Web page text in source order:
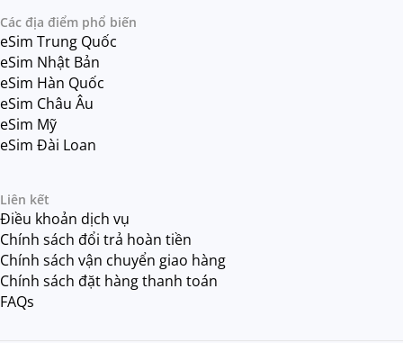
Các địa điểm phổ biến
eSim Trung Quốc
eSim Nhật Bản
eSim Hàn Quốc
eSim Châu Âu
eSim Mỹ
eSim Đài Loan
Liên kết
Điều khoản dịch vụ
Chính sách đổi trả hoàn tiền
Chính sách vận chuyển giao hàng
Chính sách đặt hàng thanh toán
FAQs